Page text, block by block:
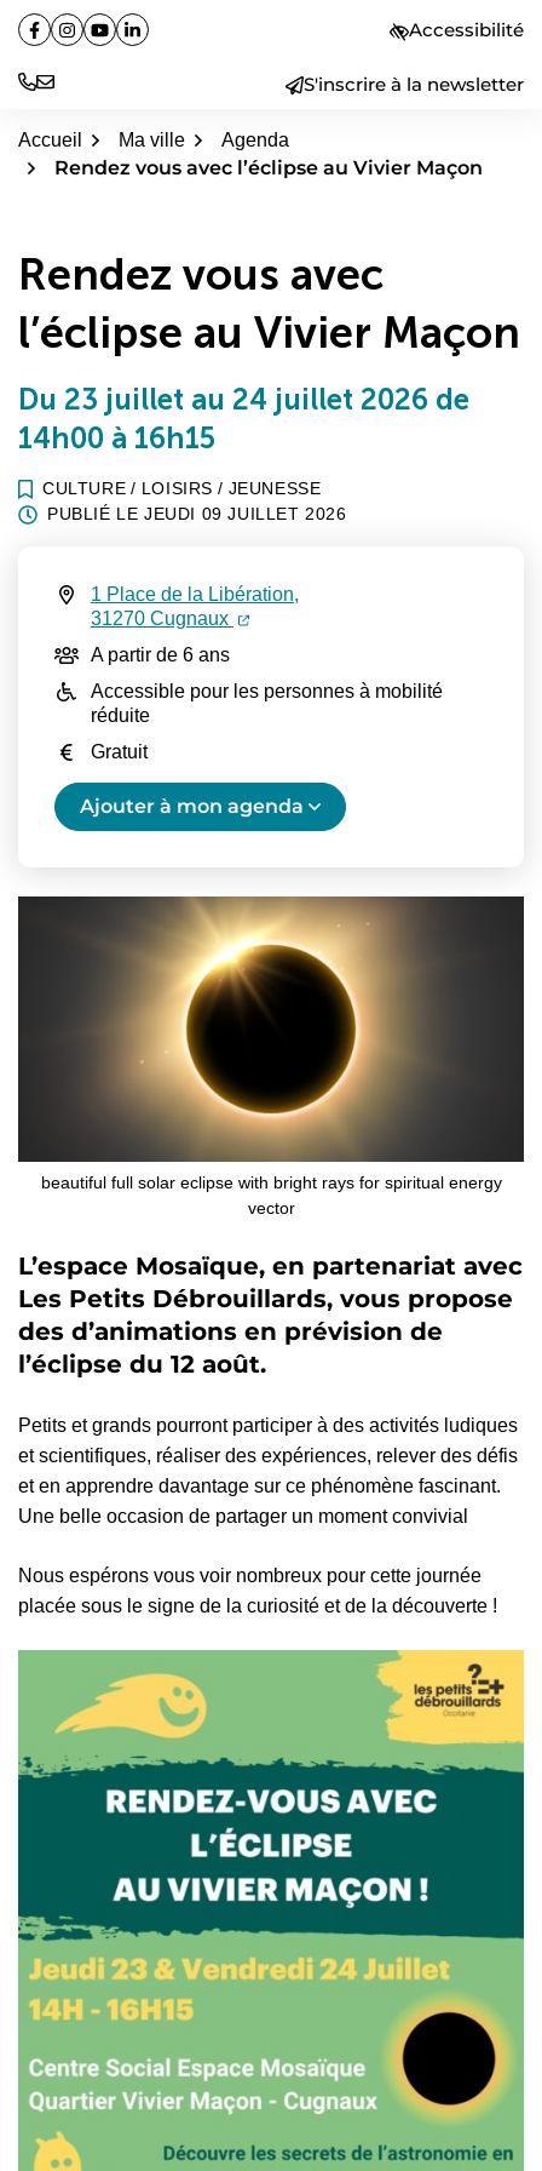
Aller
au
contenu
S'inscrire à la newsletter
Facebook
(ouverture dans un nouvel onglet)
Instagram
(ouverture dans un nouvel onglet)
YouTube
(ouverture dans un nouvel onglet)
Linkedin
(ouverture dans un nouvel onglet) Accessibilité
Accueil Ma ville Agenda
Rendez vous avec l’éclipse au Vivier Maçon
Rendez vous avec
l’éclipse au Vivier Maçon
Du 23 juillet au 24 juillet 2026 de
14h00 à 16h15
CULTURE / LOISIRS / JEUNESSE
PUBLIÉ LE JEUDI 09 JUILLET 2026
Infos utiles
1 Place de la Libération,
31270 Cugnaux (ouverture dans un nouvel onglet)
(ouverture dans un nouvel onglet)
A partir de 6 ans
Accessible pour les personnes à mobilité
réduite
Gratuit
Ajouter à mon agenda
beautiful full solar eclipse with bright rays for spiritual energy
vector
L’espace Mosaïque, en partenariat avec
Les Petits Débrouillards, vous propose
des d’animations en prévision de
l’éclipse du 12 août.
Petits et grands pourront participer à des activités ludiques
et scientifiques, réaliser des expériences, relever des défis
et en apprendre davantage sur ce phénomène fascinant.
Une belle occasion de partager un moment convivial
Nous espérons vous voir nombreux pour cette journée
placée sous le signe de la curiosité et de la découverte !